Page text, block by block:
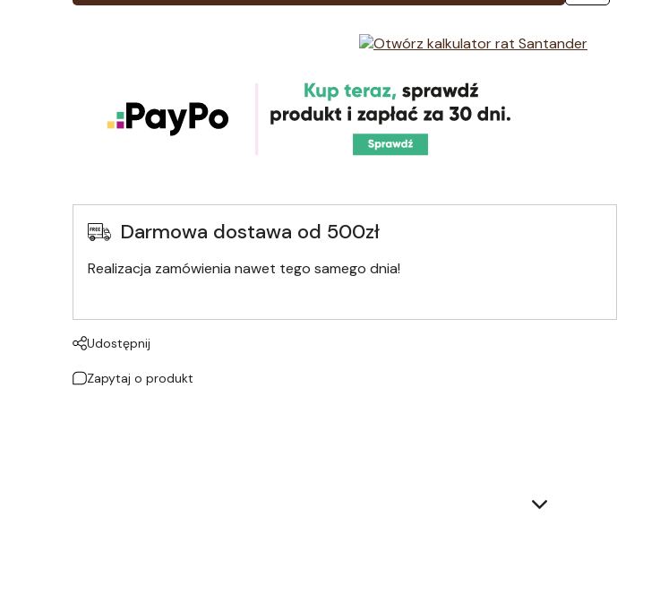
Darmowa dostawa od 500zł
Realizacja zamówienia nawet tego samego dnia!
Udostępnij
Zapytaj o produkt